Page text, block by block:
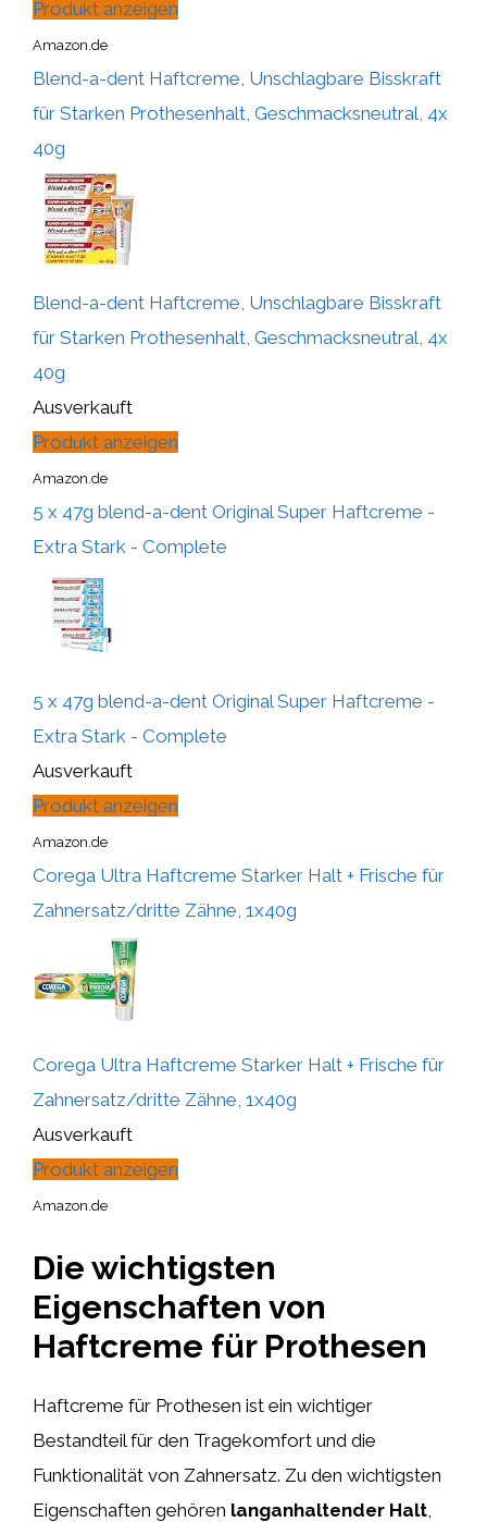
Produkt anzeigen
Amazon.de
Blend-a-dent Haftcreme, Unschlagbare Bisskraft
für Starken Prothesenhalt, Geschmacksneutral, 4x
40g
Blend-a-dent Haftcreme, Unschlagbare Bisskraft
für Starken Prothesenhalt, Geschmacksneutral, 4x
40g
Ausverkauft
Produkt anzeigen
Amazon.de
5 x 47g blend-a-dent Original Super Haftcreme -
Extra Stark - Complete
5 x 47g blend-a-dent Original Super Haftcreme -
Extra Stark - Complete
Ausverkauft
Produkt anzeigen
Amazon.de
Corega Ultra Haftcreme Starker Halt + Frische für
Zahnersatz/dritte Zähne, 1x40g
Corega Ultra Haftcreme Starker Halt + Frische für
Zahnersatz/dritte Zähne, 1x40g
Ausverkauft
Produkt anzeigen
Amazon.de
Die wichtigsten
Eigenschaften von
Haftcreme für Prothesen
Haftcreme für Prothesen ist ein wichtiger
Bestandteil für den Tragekomfort und die
Funktionalität von Zahnersatz. Zu den wichtigsten
Eigenschaften gehören langanhaltender Halt,